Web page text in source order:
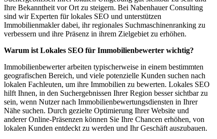
Ihre Bekanntheit vor Ort zu steigern. Bei Nabenhauer Consulting
sind wir Experten für lokales SEO und unterstützen
Immobilienmakler dabei, ihr regionales Suchmaschinenranking zu
verbessern und ihre Präsenz in ihrem Zielgebiet zu erhöhen.
Warum ist Lokales SEO für Immobilienbewerter wichtig?
Immobilienbewerter arbeiten typischerweise in einem bestimmten
geografischen Bereich, und viele potenzielle Kunden suchen nach
lokalen Fachleuten, um ihre Immobilien zu bewerten. Lokales SEO
hilft Ihnen, in den Suchergebnissen Ihrer Region besser sichtbar zu
sein, wenn Nutzer nach Immobilienbewertungsdiensten in Ihrer
Nähe suchen. Durch gezielte Optimierung Ihrer Website und
anderer Online-Präsenzen können Sie Ihre Chancen erhöhen, von
lokalen Kunden entdeckt zu werden und Ihr Geschäft auszubauen.